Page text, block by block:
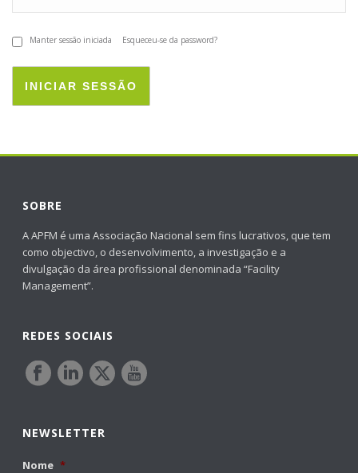
Manter sessão iniciada Esqueceu-se da password?
INICIAR SESSÃO
SOBRE
A APFM é uma Associação Nacional sem fins lucrativos, que tem
como objectivo, o desenvolvimento, a investigação e a
divulgação da área profissional denominada “Facility
Management”.
REDES SOCIAIS
NEWSLETTER
Nome *